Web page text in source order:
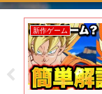
新作ゲーム